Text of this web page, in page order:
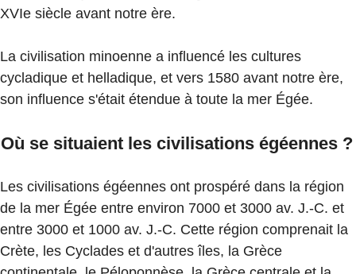
XVIe siècle avant notre ère.
La civilisation minoenne a influencé les cultures
cycladique et helladique, et vers 1580 avant notre ère,
son influence s'était étendue à toute la mer Égée.
Où se situaient les civilisations égéennes ?
Les civilisations égéennes ont prospéré dans la région
de la mer Égée entre environ 7000 et 3000 av. J.-C. et
entre 3000 et 1000 av. J.-C. Cette région comprenait la
Crète, les Cyclades et d'autres îles, la Grèce